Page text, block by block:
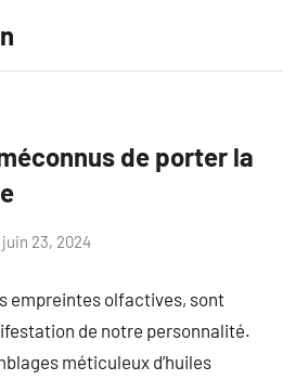
de porter la
juin 23, 2024
empreintes olfactives, sont
de notre personnalité.
méticuleux d’huiles